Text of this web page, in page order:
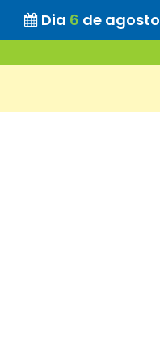
Dia 6 de agosto